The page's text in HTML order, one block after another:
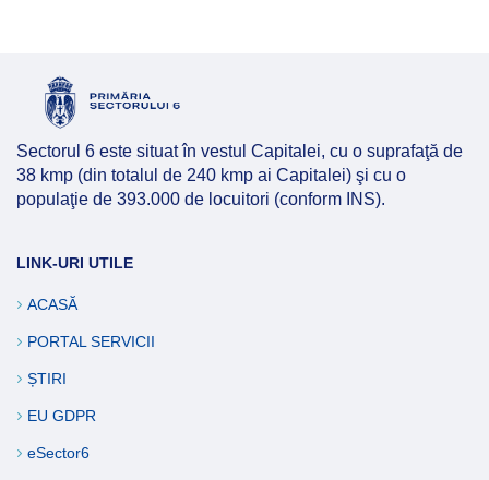
Sectorul 6 este situat în vestul Capitalei, cu o suprafaţă de
38 kmp (din totalul de 240 kmp ai Capitalei) şi cu o
populaţie de 393.000 de locuitori (conform INS).
LINK-URI UTILE
ACASĂ
PORTAL SERVICII
ȘTIRI
EU GDPR
eSector6